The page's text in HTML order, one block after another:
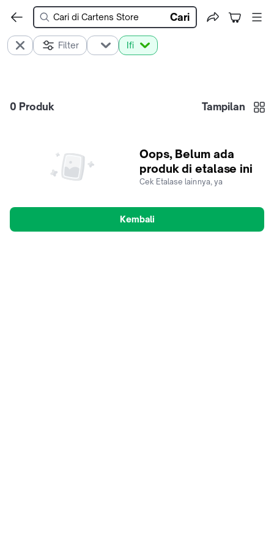
Cari
Filter Ifi
0 Produk Tampilan
Oops, Belum ada
produk di etalase ini
Cek Etalase lainnya, ya
Kembali